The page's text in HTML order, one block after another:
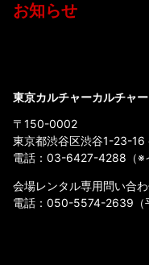
お知らせ
東京カルチャーカルチャー
〒150-0002
東京都渋谷区渋谷1-23-
電話： 03-6427-4288 （
会場レンタル専用問い合
電話： 050-5574-2639